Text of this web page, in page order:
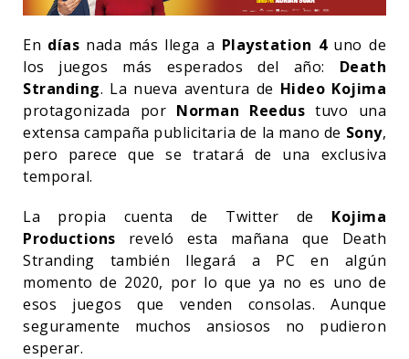
En días nada más llega a Playstation 4uno de
los juegos más esperados del año: Death
Stranding. La nueva aventura de Hideo Kojima
protagonizada por Norman Reedus tuvo una
extensa campaña publicitaria de la mano de Sony,
pero parece que se tratará de una exclusiva
temporal.
La propia cuenta de Twitter de Kojima
Productions reveló esta mañana que Death
Stranding también llegará a PC en algún
momento de 2020, por lo que ya no es uno de
esos juegos que venden consolas. Aunque
seguramente muchos ansiosos no pudieron
esperar.